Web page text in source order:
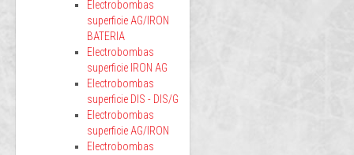
Electrobombas
superficie AG/IRON
BATERIA
Electrobombas
superficie IRON AG
Electrobombas
superficie DIS - DIS/G
Electrobombas
superficie AG/IRON
Electrobombas